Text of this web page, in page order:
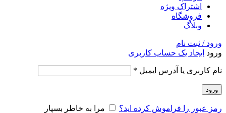
اشتراک ویژه
فروشگاه
وبلاگ
ورود / ثبت نام
ورود ایجاد یک حساب کاربری
نام کاربری یا آدرس ایمیل *
ورود
رمز عبور را فراموش کرده اید؟ مرا به خاطر بسپار